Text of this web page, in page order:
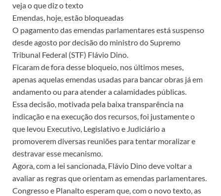
veja o que diz o texto
Emendas, hoje, estão bloqueadas
O pagamento das emendas parlamentares está suspenso
desde agosto por decisão do ministro do Supremo
Tribunal Federal (STF) Flávio Dino.
Ficaram de fora desse bloqueio, nos últimos meses,
apenas aquelas emendas usadas para bancar obras já em
andamento ou para atender a calamidades públicas.
Essa decisão, motivada pela baixa transparência na
indicação e na execução dos recursos, foi justamente o
que levou Executivo, Legislativo e Judiciário a
promoverem diversas reuniões para tentar moralizar e
destravar esse mecanismo.
Agora, com a lei sancionada, Flávio Dino deve voltar a
avaliar as regras que orientam as emendas parlamentares.
Congresso e Planalto esperam que, com o novo texto, as